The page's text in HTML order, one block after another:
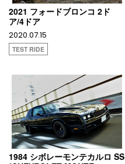
2021 フォードブロンコ 2ド
ア/4ドア
2020.07.15
TEST RIDE
1984 シボレーモンテカルロ SS